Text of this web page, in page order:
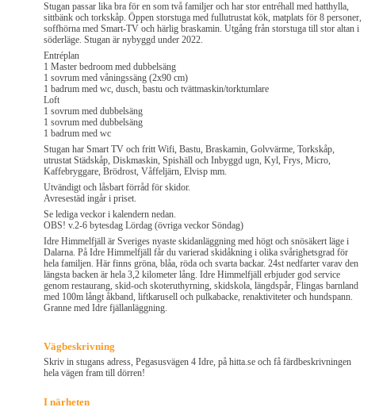
Stugan passar lika bra för en som två familjer och har stor entréhall med hatthylla,
sittbänk och torkskåp. Öppen storstuga med fullutrustat kök, matplats för 8 personer,
soffhörna med Smart-TV och härlig braskamin. Utgång från storstuga till stor altan i
söderläge. Stugan är nybyggd under 2022.
Entréplan
1 Master bedroom med dubbelsäng
1 sovrum med våningssäng (2x90 cm)
1 badrum med wc, dusch, bastu och tvättmaskin/torktumlare
Loft
1 sovrum med dubbelsäng
1 sovrum med dubbelsäng
1 badrum med wc
Stugan har Smart TV och fritt Wifi, Bastu, Braskamin, Golvvärme, Torkskåp,
utrustat Städskåp, Diskmaskin, Spishäll och Inbyggd ugn, Kyl, Frys, Micro,
Kaffebryggare, Brödrost, Våffeljärn, Elvisp mm.
Utvändigt och låsbart förråd för skidor.
Avresestäd ingår i priset.
Se lediga veckor i kalendern nedan.
OBS! v.2-6 bytesdag Lördag (övriga veckor Söndag)
Idre Himmelfjäll är Sveriges nyaste skidanläggning med högt och snösäkert läge i
Dalarna. På Idre Himmelfjäll får du varierad skidåkning i olika svårighetsgrad för
hela familjen. Här finns gröna, blåa, röda och svarta backar. 24st nedfarter varav den
längsta backen är hela 3,2 kilometer lång. Idre Himmelfjäll erbjuder god service
genom restaurang, skid-och skoteruthyrning, skidskola, längdspår, Flingas barnland
med 100m långt åkband, liftkarusell och pulkabacke, renaktiviteter och hundspann.
Granne med Idre fjällanläggning.
Vägbeskrivning
Skriv in stugans adress, Pegasusvägen 4 Idre, på hitta.se och få färdbeskrivningen
hela vägen fram till dörren!
I närheten